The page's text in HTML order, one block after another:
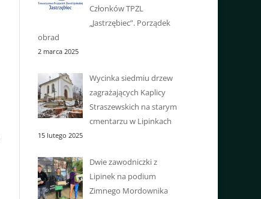
Członków TPZL
„Jastrzębiec”. Porządek
obrad
2 marca 2025
Wycinka siedmiu drzew
zagrażających Kaplicy
Straszewskich na starym
cmentarzu w Lipinkach
15 lutego 2025
Dwie zawodniczki z
Lipinek na podium
Zimnego Mordownika